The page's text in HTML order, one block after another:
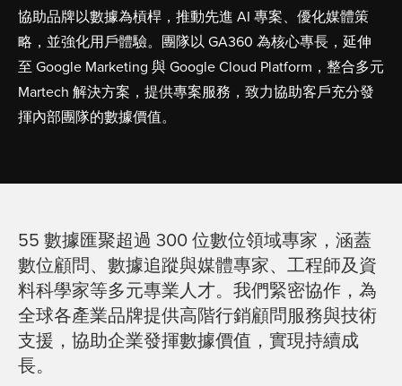
協助品牌以數據為槓桿，推動先進 AI 專案、優化媒體策
略，並強化用戶體驗。團隊以 GA360 為核心專長，延伸
至 Google Marketing 與 Google Cloud Platform，整合多元
Martech 解決方案，提供專案服務，致力協助客戶充分發
揮內部團隊的數據價值。
55 數據匯聚超過 300 位數位領域專家，涵蓋
數位顧問、數據追蹤與媒體專家、工程師及資
料科學家等多元專業人才。我們緊密協作，為
全球各產業品牌提供高階行銷顧問服務與技術
支援，協助企業發揮數據價值，實現持續成
長。